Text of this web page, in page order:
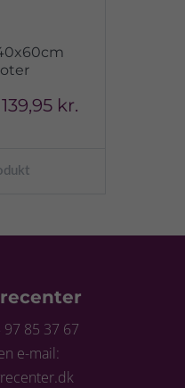
139,95 kr.
97 85 37 67
e-mail: